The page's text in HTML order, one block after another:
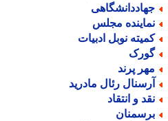
مجلس
نوبل ادبیات
پرند
رئال مادرید
و انتقاد